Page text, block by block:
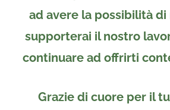
ad avere la possibilità di
supporterai il nostro
continuare ad offrirti
Grazie di cuore per il